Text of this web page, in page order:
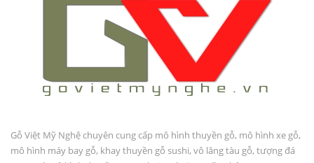
Gỗ Việt Mỹ Nghệ chuyên cung cấp mô hình thuyền gỗ, mô hình xe gỗ,
mô hình máy bay gỗ, khay thuyền gỗ sushi, vô lăng tàu gỗ, tượng đá